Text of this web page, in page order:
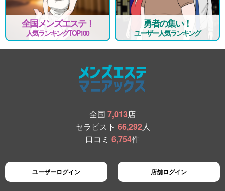
新規オープンなので
・上下関係なし
・人間関係ゼロスタート
変なストレスなく働ける環境です✨
法律事務所と顧問契約を結んでおり、
万が一のトラブル時も安心して働けます
「未経験だけど大丈夫かな…」
お客様が付きやすい“今だけのチャンス”です✨
※当店は時間厳守・事前連絡ができる方を優先採用しております
全国メンズエステ！
人気ランキングTOP100
勇者の集い！
ユーザー人気ランキング
全国 7,013店
セラピスト 66,292人
口コミ 6,754件
ユーザーログイン 店舗ログイン